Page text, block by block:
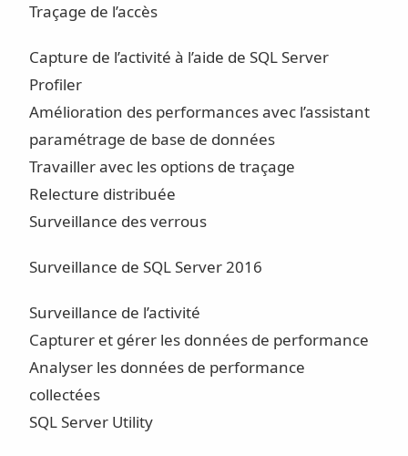
Traçage de l’accès
Capture de l’activité à l’aide de SQL Server
Profiler
Amélioration des performances avec l’assistant
paramétrage de base de données
Travailler avec les options de traçage
Relecture distribuée
Surveillance des verrous
Surveillance de SQL Server 2016
Surveillance de l’activité
Capturer et gérer les données de performance
Analyser les données de performance
collectées
SQL Server Utility